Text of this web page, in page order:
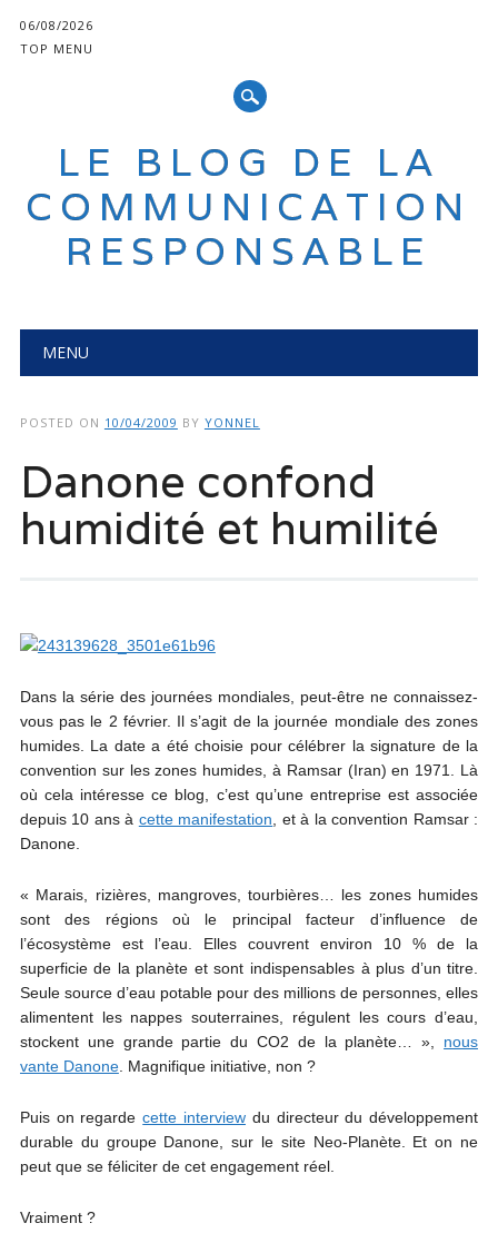
06/08/2026
TOP MENU
LE BLOG DE LA
COMMUNICATION
RESPONSABLE
Main menu
MENU
POSTED ON 10/04/2009 BY YONNEL
Danone confond
humidité et humilité
Dans la série des journées mondiales, peut-être ne connaissez-
vous pas le 2 février. Il s’agit de la journée mondiale des zones
humides. La date a été choisie pour célébrer la signature de la
convention sur les zones humides, à Ramsar (Iran) en 1971. Là
où cela intéresse ce blog, c’est qu’une entreprise est associée
depuis 10 ans à cette manifestation , et à la convention Ramsar :
Danone.
« Marais, rizières, mangroves, tourbières… les zones humides
sont des régions où le principal facteur d’influence de
l’écosystème est l’eau. Elles couvrent environ 10 % de la
superficie de la planète et sont indispensables à plus d’un titre.
Seule source d’eau potable pour des millions de personnes, elles
alimentent les nappes souterraines, régulent les cours d’eau,
stockent une grande partie du CO2 de la planète… », nous
vante Danone. Magnifique initiative, non ?
Puis on regardecette interview du directeur du développement
durable du groupe Danone, sur le site Neo-Planète. Et on ne
peut que se féliciter de cet engagement réel.
Vraiment ?